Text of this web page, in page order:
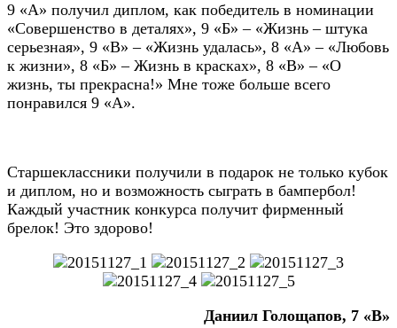
9 «А» получил диплом, как победитель в номинации
«Совершенство в деталях», 9 «Б» – «Жизнь – штука
серьезная», 9 «В» – «Жизнь удалась», 8 «А» – «Любовь
к жизни», 8 «Б» – Жизнь в красках», 8 «В» – «О
жизнь, ты прекрасна!» Мне тоже больше всего
понравился 9 «А».
Старшеклассники получили в подарок не только кубок
и диплом, но и возможность сыграть в бампербол!
Каждый участник конкурса получит фирменный
брелок! Это здорово!
Даниил Голощапов, 7 «В»